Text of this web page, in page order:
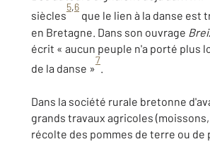
siècles
5,6
que le lien à la danse est
en Bretagne. Dans son ouvrage
écrit « aucun peuple n'a porté plus
de la danse »
7
.
Dans la société rurale bretonne
grands travaux agricoles
récolte des pommes de terre ou de